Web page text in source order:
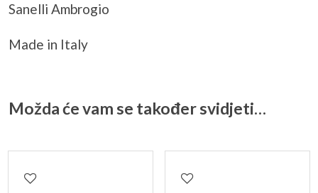
Sanelli Ambrogio
Made in Italy
Možda će vam se također svidjeti…